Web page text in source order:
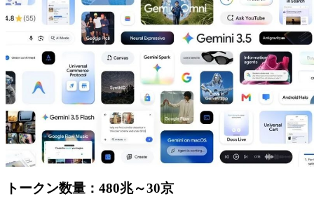
トークン数量：480兆～30京